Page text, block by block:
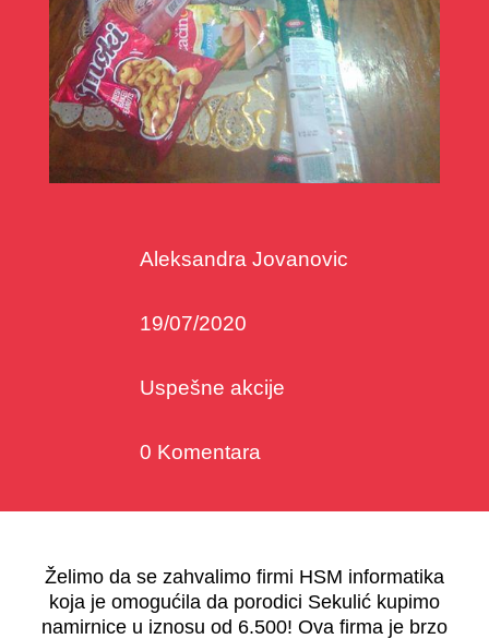
Aleksandra Jovanovic
19/07/2020
Uspešne akcije
0 Komentara
Želimo da se zahvalimo firmi HSM informatika
koja je omogućila da porodici Sekulić kupimo
namirnice u iznosu od 6.500! Ova firma je brzo